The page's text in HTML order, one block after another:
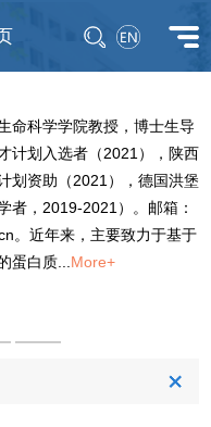
命科学学院教授，博士生导
计划入选者（2021），陕西
划资助（2021），德国洪堡
者，2019-2021）。邮箱：
。近年来，主要致力于基于
蛋白质... More+